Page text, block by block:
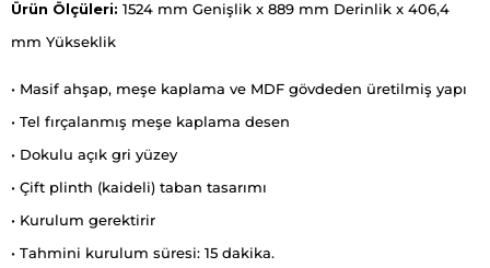
Ürün Ölçüleri: 1524 mm Genişlik x 889 mm Derinlik x 406,4
mm Yükseklik
• Masif ahşap, meşe kaplama ve MDF gövdeden üretilmiş yapı
• Tel fırçalanmış meşe kaplama desen
• Dokulu açık gri yüzey
• Çift plinth (kaideli) taban tasarımı
• Kurulum gerektirir
• Tahmini kurulum süresi: 15 dakika.